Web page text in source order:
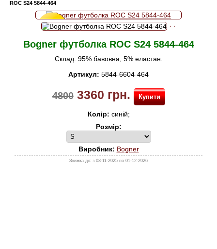
ARMANI EA7
BIKKEMBERGS
ROC S24 5844-464
Знижка
30%
Bogner футболка ROC S24 5844-464
Склад: 95% бавовна, 5% еластан.
Артикул: 5844-6604-464
4800 3360 грн. Купити
Колір: синій;
Розмір:
Виробник: Bogner
Знижка діє з 03-11-2025 по 01-12-2026